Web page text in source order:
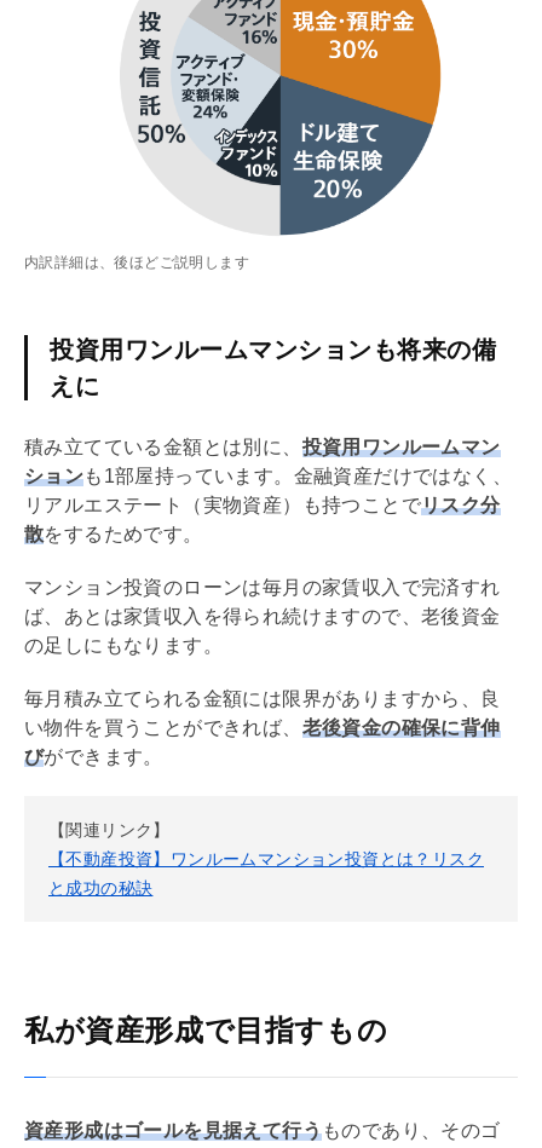
内訳詳細は、後ほどご説明します
投資用ワンルームマンションも将来の備
えに
積み立てている金額とは別に、 投資用ワンルームマン
ションも1部屋持っています。 金融資産だけではなく、
リアルエステート（実物資産）も持つことでリスク分
散をするためです。
マンション投資のローンは毎月の家賃収入で完済すれ
ば、あとは家賃収入を得られ続けますので、老後資金
の足しにもなります。
毎月積み立てられる金額には限界がありますから、良
い物件を買うことができれば、 老後資金の確保に背伸
びができます。
【関連リンク】
【不動産投資】ワンルームマンション投資とは？リスク
と成功の秘訣
私が資産形成で目指すもの
資産形成はゴールを見据えて行うものであり、そのゴ